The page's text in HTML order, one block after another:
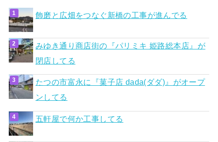
飾磨と広畑をつなぐ新橋の工事が進んでる
みゆき通り商店街の『パリミキ 姫路総本店』が
閉店してる
たつの市富永に『菓子店 dada(ダダ)』がオープ
ンしてる
五軒屋で何か工事してる